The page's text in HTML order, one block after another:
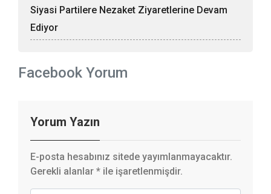
Siyasi Partilere Nezaket Ziyaretlerine Devam
Ediyor
Facebook Yorum
Yorum Yazın
E-posta hesabınız sitede yayımlanmayacaktır.
Gerekli alanlar * ile işaretlenmişdir.